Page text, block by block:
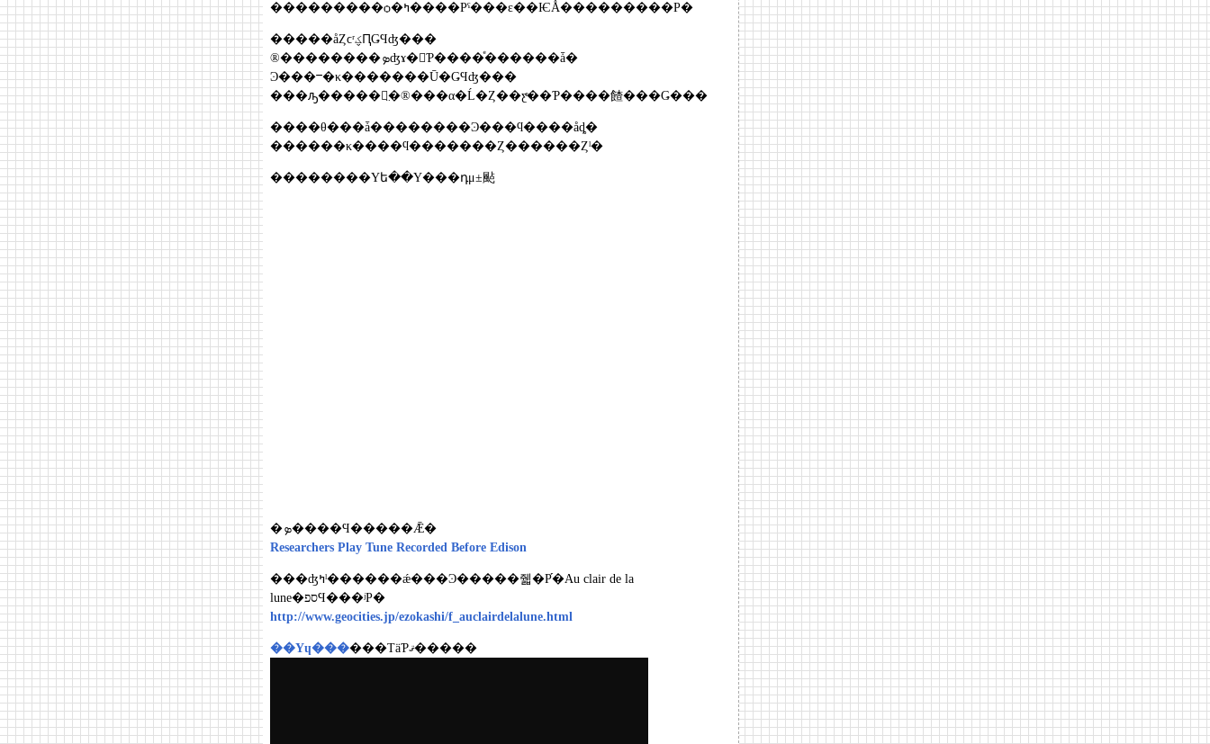
���������ѻ�ߤ����Ρˤ���ε��ѤǺ���������Ρ�
�����åȤϲʳؼԤǤϤʤ���
®��������ܤʤɤ�񤤤Ƥ����ͤ������ǡ�
Ͽ���ⲻ�κ�������Ū�ǤϤʤ���
���ԡ�����񤭼̤�®���α�Ĺ�Ȥ��ƹͤ��Ƥ����餷���Ǥ���
����θ���ǡ��������Ͽ���ϥ����åȡ�
������κ����ϥ�������Ȥ������Ȥˡ�
��������Υե��Υ���դμ±颭
�ܤ����Ϥ�����Ǣ�
Researchers Play Tune Recorded Before Edison
���ʤߤˡ������ǽ���Ͽ�����줿�Ρ֡�Au clair de la
lune�ספϤ���ʲΡ�
http://www.geocities.jp/ezokashi/f_auclairdelalune.html
��Υɥ��� ���ΤäƤޤ�����